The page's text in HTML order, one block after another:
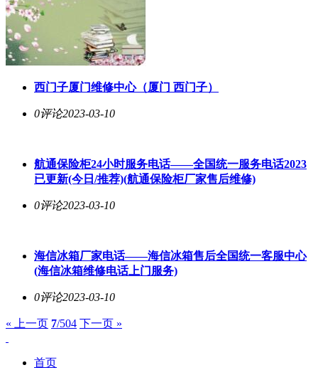
西门子厦门维修中心（厦门 西门子）
0评论2023-03-10
航通保险柜24小时服务电话——全国统一服务电话2023
已更新(今日/推荐)(航通保险柜厂家售后维修)
0评论2023-03-10
海信冰箱厂家电话——海信冰箱售后全国统一客服中心
(海信冰箱维修电话上门服务)
0评论2023-03-10
« 上一页 7/504 下一页 »
首页